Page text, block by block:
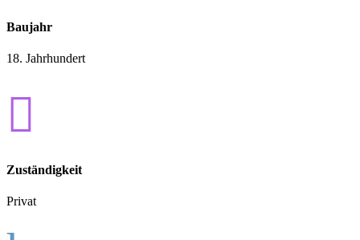
Baujahr
18. Jahrhundert

Zuständigkeit
Privat